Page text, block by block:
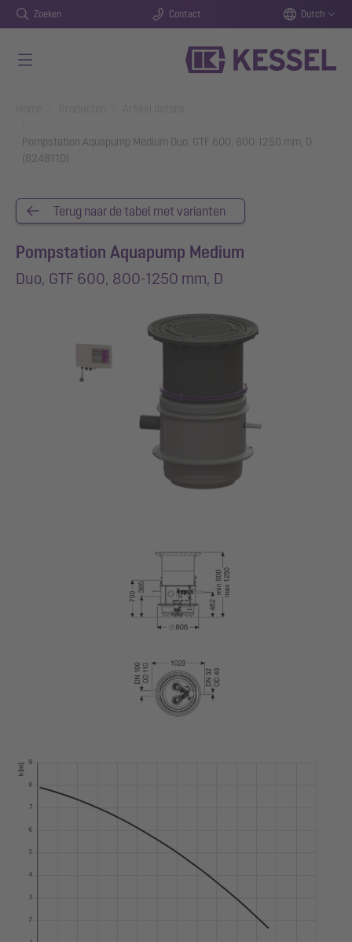
Zoeken Contact Dutch
Pompstation Aquapump Medium Duo, GTF 600, 800-1250 mm, D
(824811D)
Terug naar de tabel met varianten
Pompstation Aquapump Medium
Duo, GTF 600, 800-1250 mm, D